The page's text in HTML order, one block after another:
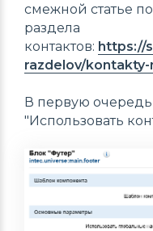
смежной статье
раздела
контактов: https://
razdelov/
В первую
"Использовать